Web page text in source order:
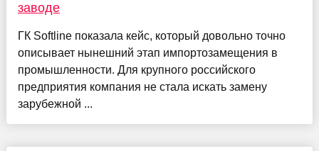
заводе
ГК Softline показала кейс, который довольно точно
описывает нынешний этап импортозамещения в
промышленности. Для крупного российского
предприятия компания не стала искать замену
зарубежной ...